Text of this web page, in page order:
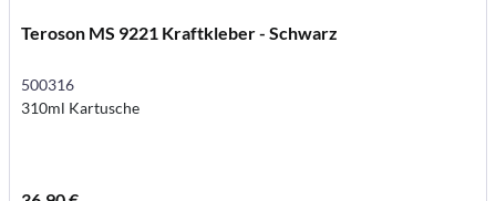
Teroson MS 9221 Kraftkleber - Schwarz
500316
310ml Kartusche